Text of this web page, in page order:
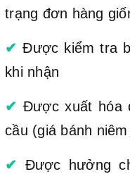
trạng đơn hàng
✔ Được kiểm tra
khi nhận
✔ Được xuất hóa
cầu (giá bánh
✔ Được hưởng